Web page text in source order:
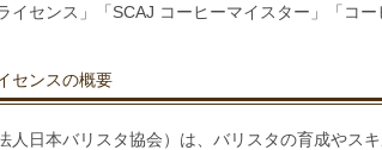
イセンス」「SCAJ コーヒーマイスター」「コ
センスの概要
人日本バリスタ協会）は、バリスタの育成やス